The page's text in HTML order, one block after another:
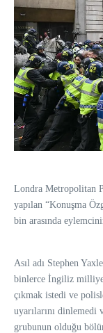
Londra Metropolitan
yapılan “Konuşma
bin arasında
Asıl adı Stephen
binlerce İngiliz
çıkmak istedi ve
uyarılarını dinlemedi
grubunun olduğu